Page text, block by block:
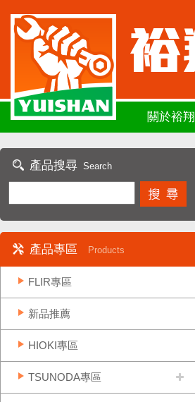
關於裕翔
產品搜尋 Search
產品專區 Products
FLIR專區
新品推薦
HIOKI專區
TSUNODA專區